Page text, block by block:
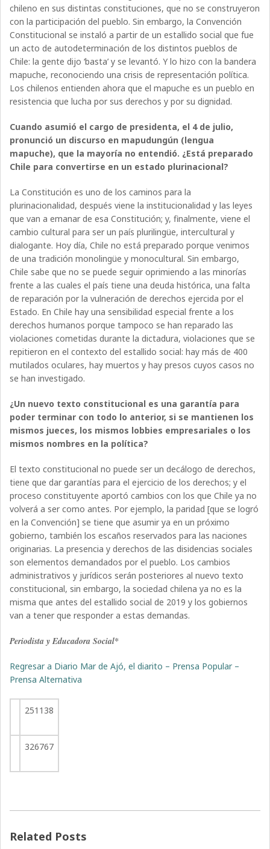
chileno en sus distintas constituciones, que no se construyeron
con la participación del pueblo. Sin embargo, la Convención
Constitucional se instaló a partir de un estallido social que fue
un acto de autodeterminación de los distintos pueblos de
Chile: la gente dijo ‘basta’ y se levantó. Y lo hizo con la bandera
mapuche, reconociendo una crisis de representación política.
Los chilenos entienden ahora que el mapuche es un pueblo en
resistencia que lucha por sus derechos y por su dignidad.
Cuando asumió el cargo de presidenta, el 4 de julio,
pronunció un discurso en mapudungún (lengua
mapuche), que la mayoría no entendió. ¿Está preparado
Chile para convertirse en un estado plurinacional?
La Constitución es uno de los caminos para la
plurinacionalidad, después viene la institucionalidad y las leyes
que van a emanar de esa Constitución; y, finalmente, viene el
cambio cultural para ser un país plurilingüe, intercultural y
dialogante. Hoy día, Chile no está preparado porque venimos
de una tradición monolingüe y monocultural. Sin embargo,
Chile sabe que no se puede seguir oprimiendo a las minorías
frente a las cuales el país tiene una deuda histórica, una falta
de reparación por la vulneración de derechos ejercida por el
Estado. En Chile hay una sensibilidad especial frente a los
derechos humanos porque tampoco se han reparado las
violaciones cometidas durante la dictadura, violaciones que se
repitieron en el contexto del estallido social: hay más de 400
mutilados oculares, hay muertos y hay presos cuyos casos no
se han investigado.
¿Un nuevo texto constitucional es una garantía para
poder terminar con todo lo anterior, si se mantienen los
mismos jueces, los mismos lobbies empresariales o los
mismos nombres en la política?
El texto constitucional no puede ser un decálogo de derechos,
tiene que dar garantías para el ejercicio de los derechos; y el
proceso constituyente aportó cambios con los que Chile ya no
volverá a ser como antes. Por ejemplo, la paridad [que se logró
en la Convención] se tiene que asumir ya en un próximo
gobierno, también los escaños reservados para las naciones
originarias. La presencia y derechos de las disidencias sociales
son elementos demandados por el pueblo. Los cambios
administrativos y jurídicos serán posteriores al nuevo texto
constitucional, sin embargo, la sociedad chilena ya no es la
misma que antes del estallido social de 2019 y los gobiernos
van a tener que responder a estas demandas.
Periodista y Educadora Social*
Regresar a Diario Mar de Ajó, el diarito – Prensa Popular –
Prensa Alternativa
251138
326767
Related Posts